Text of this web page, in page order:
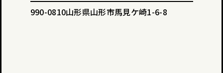
990-0810山形県山形市馬見ケ崎1-6-8